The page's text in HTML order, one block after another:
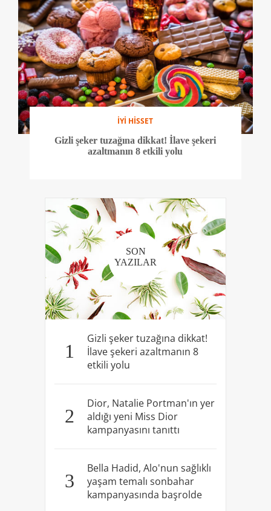
İYİ HİSSET
Gizli şeker tuzağına dikkat! İlave şekeri
azaltmanın 8 etkili yolu
SON
YAZILAR
1
Gizli şeker tuzağına dikkat!
İlave şekeri azaltmanın 8
etkili yolu
2
Dior, Natalie Portman'ın yer
aldığı yeni Miss Dior
kampanyasını tanıttı
3
Bella Hadid, Alo'nun sağlıklı
yaşam temalı sonbahar
kampanyasında başrolde